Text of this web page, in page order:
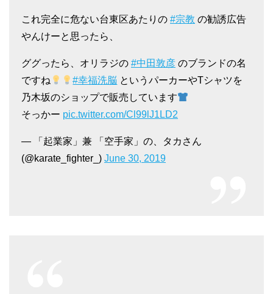
これ完全に危ない台東区あたりの #宗教 の勧誘広告
やんけーと思ったら、
ググったら、オリラジの #中田敦彦 のブランドの名
ですね
#幸福洗脳 というパーカーやTシャツを
乃木坂のショップで販売しています
そっかー pic.twitter.com/Cl99lJ1LD2
— 「起業家」兼 「空手家」の、タカさん
(@karate_fighter_) June 30, 2019